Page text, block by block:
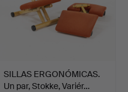
SILLAS ERGONÓMICAS.
Un par, Stokke, Variér…